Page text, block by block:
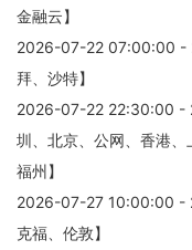
金融云】
2026-07-22 07:00:00 -
拜、沙特】
2026-07-22 22:30:00 -
圳、北京、公网、香港、
福州】
2026-07-27 10:00:00 -
克福、伦敦】